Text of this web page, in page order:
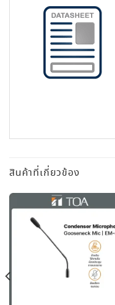
สินค้าที่เกี่ยวข้อง